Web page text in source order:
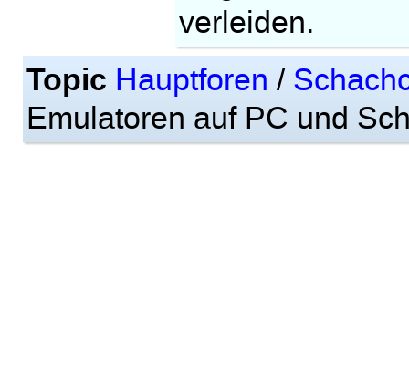
verleiden.
Topic Hauptforen /
Emulatoren auf PC und